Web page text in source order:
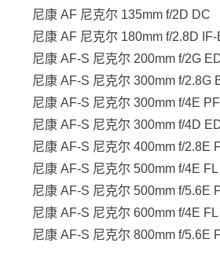
尼康 AF 尼克尔 135mm f/2D DC
尼康 AF 尼克尔 180mm f/2.8D IF-
尼康 AF-S 尼克尔 200mm f/2G ED
尼康 AF-S 尼克尔 300mm f/2.8G
尼康 AF-S 尼克尔 300mm f/4E
尼康 AF-S 尼克尔 300mm f/4D
尼康 AF-S 尼克尔 400mm f/2.8E
尼康 AF-S 尼克尔 500mm f/4E
尼康 AF-S 尼克尔 500mm f/5.6E
尼康 AF-S 尼克尔 600mm f/4E
尼康 AF-S 尼克尔 800mm f/5.6E